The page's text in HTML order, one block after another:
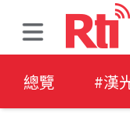
總覽 #漢